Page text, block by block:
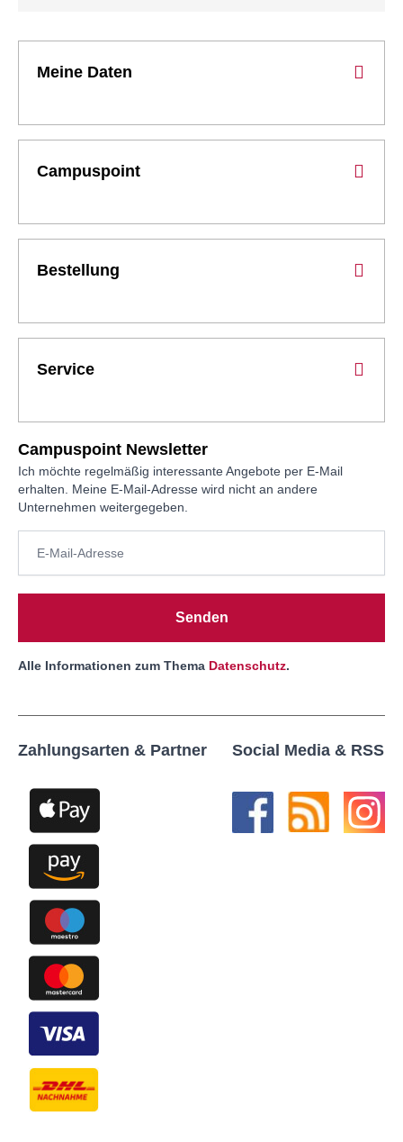
Meine Daten
Campuspoint
Bestellung
Service
Campuspoint Newsletter
Ich möchte regelmäßig interessante Angebote per E-Mail
erhalten. Meine E-Mail-Adresse wird nicht an andere
Unternehmen weitergegeben.
Senden
Alle Informationen zum Thema Datenschutz.
Zahlungsarten & Partner Social Media & RSS